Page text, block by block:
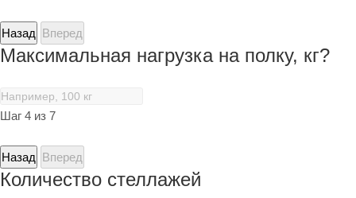
Назад Вперед
Максимальная нагрузка на полку, кг?
Шаг 4 из 7
Назад Вперед
Количество стеллажей